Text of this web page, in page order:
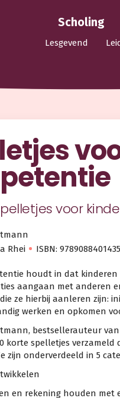
Scholing
Lesgevend
voor
Rhei
ISBN: 9789088401435
houdt in dat
aangaan met anderen
ze hierbij aanleren zijn:
werken en opkomen
bestsellerauteur
korte spelletjes verzameld
zijn onderverdeeld in 5
en rekening houden met